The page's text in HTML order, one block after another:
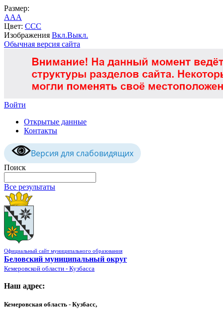
Размер:
AAA
Цвет: CCC
Изображения Вкл.Выкл.
Обычная версия сайта
Войти
Открытые данные
Контакты
Версия для слабовидящих
Поиск
Все результаты
Официальный сайт муниципального образования
Беловский муниципальный округ
Кемеровской области - Кузбасса
Наш адрес:
Кемеровская область - Кузбасс,